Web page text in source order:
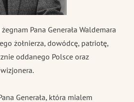
Pana Generała Waldemara
żołnierza, dowódcę, patriotę,
oddanego Polsce oraz
Generała, która mialem